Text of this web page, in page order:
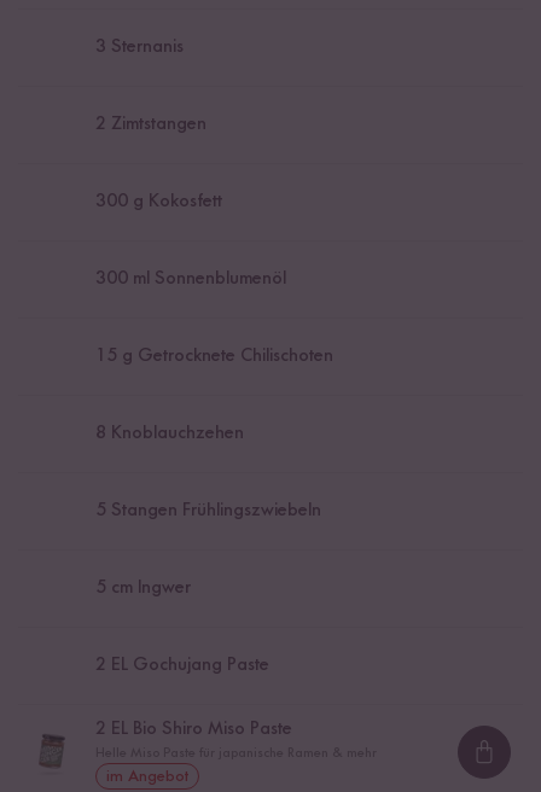
3 Sternanis
2 Zimtstangen
300 g Kokosfett
300 ml Sonnenblumenöl
15 g Getrocknete Chilischoten
8 Knoblauchzehen
5 Stangen Frühlingszwiebeln
5 cm Ingwer
2 EL Gochujang Paste
2 EL Bio Shiro Miso Paste
im Angebot